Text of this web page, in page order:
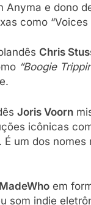
Anyma e dono
como “Voices
Chris
“Boogie
Joris Voorn
icônicas
um dos
em
som indie